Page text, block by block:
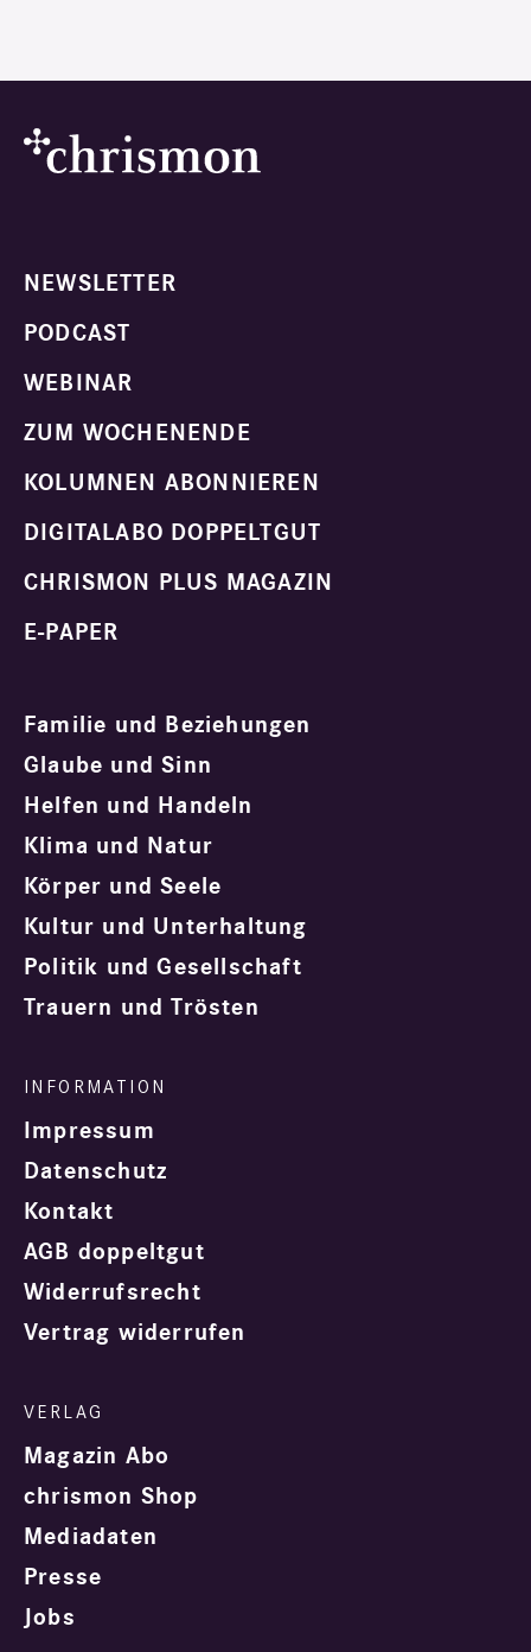
NEWSLETTER
PODCAST
WEBINAR
ZUM WOCHENENDE
KOLUMNEN ABONNIEREN
DIGITALABO DOPPELTGUT
CHRISMON PLUS MAGAZIN
E-PAPER
Familie und Beziehungen
Glaube und Sinn
Helfen und Handeln
Klima und Natur
Körper und Seele
Kultur und Unterhaltung
Politik und Gesellschaft
Trauern und Trösten
Impressum
Datenschutz
Kontakt
AGB doppeltgut
Widerrufsrecht
Vertrag widerrufen
Magazin Abo
chrismon Shop
Mediadaten
Presse
Jobs